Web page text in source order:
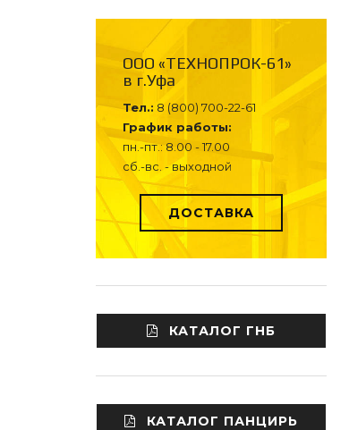
ООО «ТЕХНОПРОК-61»
в г.Уфа
Тел.: 8 (800) 700-22-61
График работы:
пн.-пт.: 8.00 - 17.00
сб.-вс. - выходной
ДОСТАВКА
КАТАЛОГ ГНБ
КАТАЛОГ ПАНЦИРЬ